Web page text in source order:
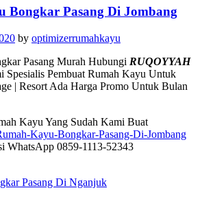
Bongkar Pasang Di Jombang
by optimizerrumahkayu
Pasang Murah Hubungi RUQOYYAH
Spesialis Pembuat Rumah Kayu Untuk
| Resort Ada Harga Promo Untuk Bulan
Kayu Yang Sudah Kami Buat
WhatsApp 0859-1113-52343
Pasang Di Nganjuk